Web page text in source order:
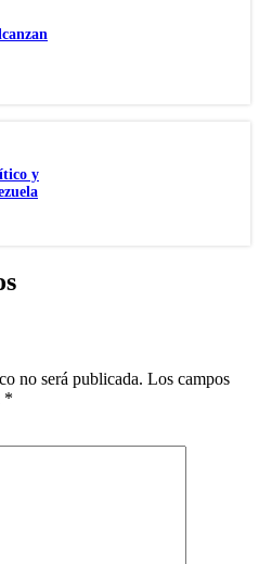
y
no será publicada. Los campos
*